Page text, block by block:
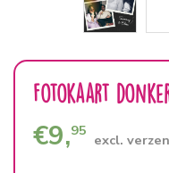
Fotokaart
€9,95
excl.